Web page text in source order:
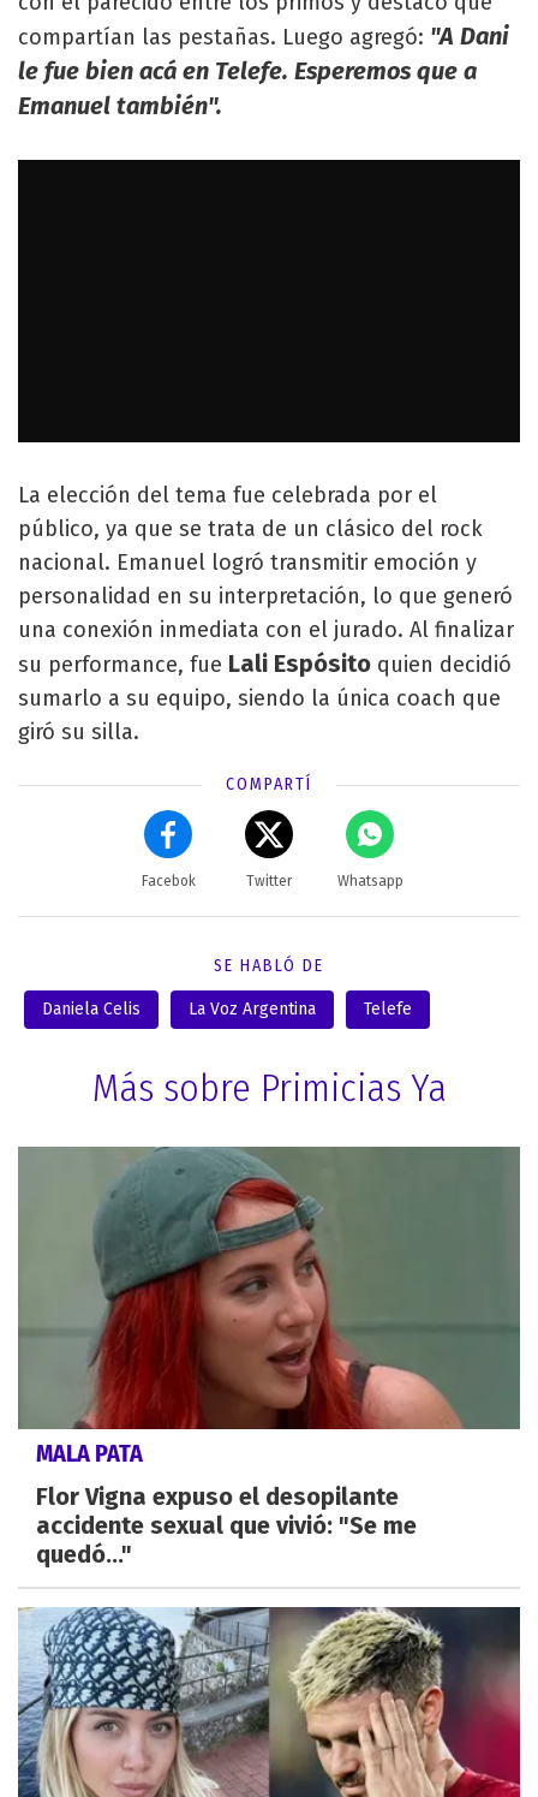
compartían las pestañas. Luego agregó: "A Dani
le fue bien acá en Telefe. Esperemos que a
Emanuel también".
La elección del tema fue celebrada por el
público, ya que se trata de un clásico del rock
nacional. Emanuel logró transmitir emoción y
personalidad en su interpretación, lo que generó
una conexión inmediata con el jurado. Al finalizar
su performance, fue Lali Espósito quien decidió
sumarlo a su equipo, siendo la única coach que
giró su silla.
COMPARTÍ
Facebok Twitter Whatsapp
SE HABLÓ DE
Daniela Celis La Voz Argentina Telefe
Más sobre Primicias Ya
MALA PATA
Flor Vigna expuso el desopilante
accidente sexual que vivió: "Se me
quedó..."